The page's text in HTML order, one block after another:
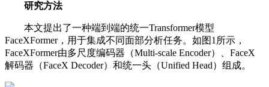
研究方法
本文提出了一种端到端的统一Transformer模型
FaceXFormer，用于集成不同面部分析任务。如图1所示，
FaceXFormer由多尺度编码器（Multi-scale Encoder）、FaceX
解码器（FaceX Decoder）和统一头（Unified Head）组成。